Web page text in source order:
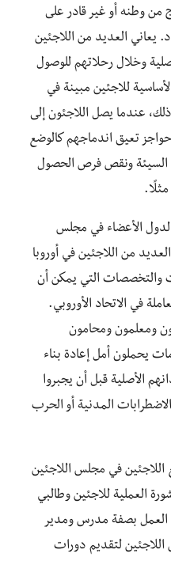
وطنه أو غير قادر على
يعاني العديد من اللاجئين
وخلال رحلاتهم للوصول
للاجئين مبينة في
لعام 1951. ومع ذلك، عندما يصل اللاجئون إلى
تعيق اندماجهم كالوضع
السيئة ونقص فرص الحصول
الأعضاء في مجلس
من اللاجئين في أوروبا
والتخصصات التي يمكن أن
في الاتحاد الأوروبي.
ومعلمون ومحامون
يحملون أمل إعادة بناء
الأصلية قبل أن يجبروا
المدنية أو الحرب
اللاجئين في مجلس اللاجئين
العملية للاجئين وطالبي
العمل بصفة مدرس ومدير
لتقديم دورات